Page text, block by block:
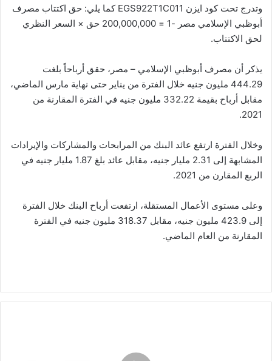
وتدرج تحت كود ايزن EGS922T1C011 كما يلي: حق اكتتاب مصرف
أبوظبي الإسلامي مصر -1 = 200,000,000 حق × السعر النظري
لحق الاكتتاب.
يذكر أن مصرف أبوظبي الإسلامي – مصر، حقق أرباحاً بلغت
444.29 مليون جنيه خلال الفترة من يناير حتى نهاية مارس الماضي،
مقابل أرباح بقيمة 332.22 مليون جنيه في الفترة المقارنة من
2021.
وخلال الفترة ارتفع عائد البنك من المرابحات والمشاركات والإيرادات
المشابهة إلى 2.31 مليار جنيه، مقابل عائد بلغ 1.87 مليار جنيه في
الربع المقارن من 2021.
وعلى مستوى الأعمال المستقلة، ارتفعت أرباح البنك خلال الفترة
إلى 423.9 مليون جنيه، مقابل 318.37 مليون جنيه في الفترة
المقارنة من العام الماضي.